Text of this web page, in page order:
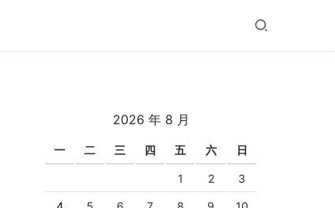
2026 年 8 月
一 二 三 四 五 六 日
1 2 3